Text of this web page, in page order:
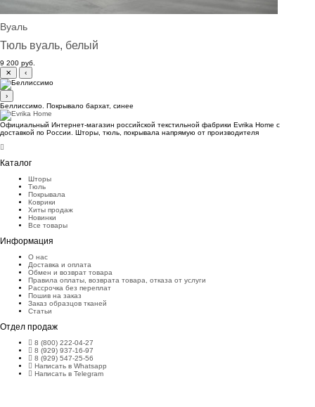
Вуаль
Тюль вуаль, белый
9 200 руб.
✕
‹
›
Беллиссимо. Покрывало бархат, синее
Официальный Интернет-магазин российской текстильной фабрики Evrika Home c
доставкой по России. Шторы, тюль, покрывала напрямую от производителя
Каталог
Шторы
Тюль
Покрывала
Коврики
Хиты продаж
Новинки
Все товары
Информация
О нас
Доставка и оплата
Обмен и возврат товара
Правила оплаты, возврата товара, отказа от услуги
Рассрочка без переплат
Пошив на заказ
Заказ образцов тканей
Статьи
Отдел продаж
8 (800) 222-04-27
8 (929) 937-16-97
8 (929) 547-25-56
Написать в Whatsapp
Написать в Telegram